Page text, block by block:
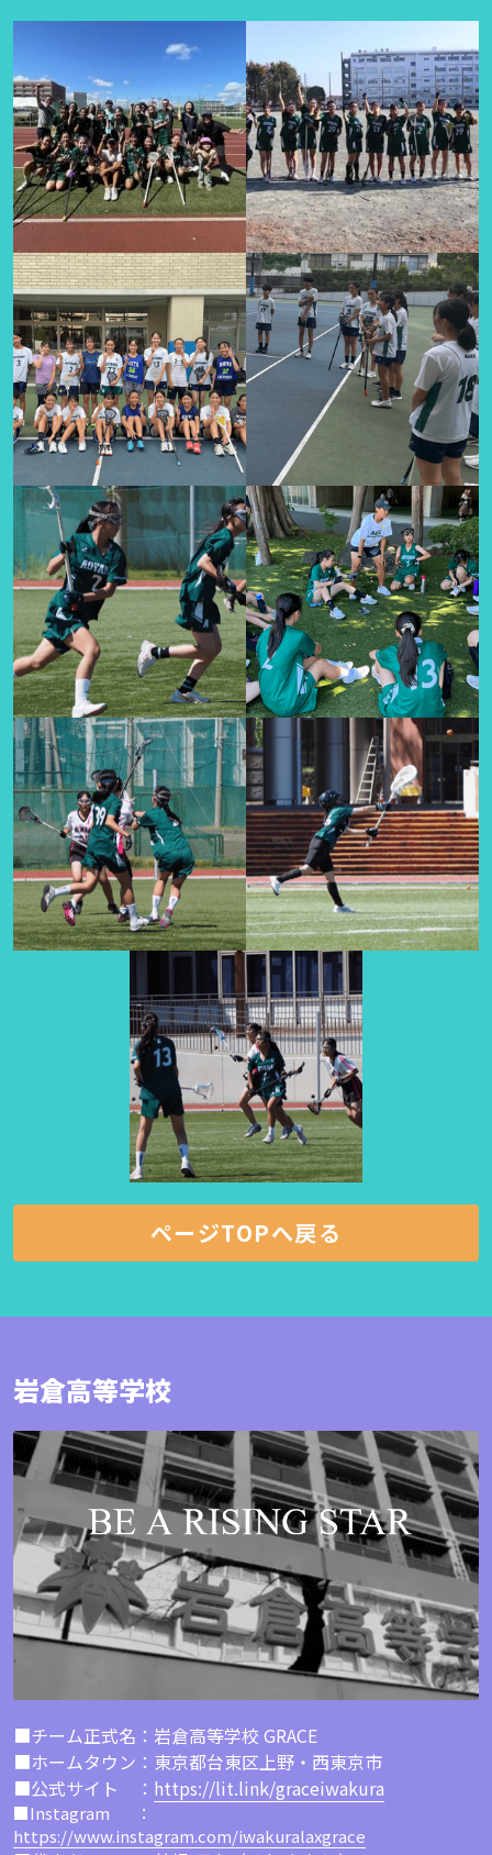
ページTOPへ戻る
岩倉高等学校
■チーム正式名：岩倉高等学校 GRACE
■ホームタウン：東京都台東区上野・西東京市
■公式サイト　： https://lit.link/graceiwakura
■Instagram　   ：
https://www.instagram.com/iwakuralaxgrace